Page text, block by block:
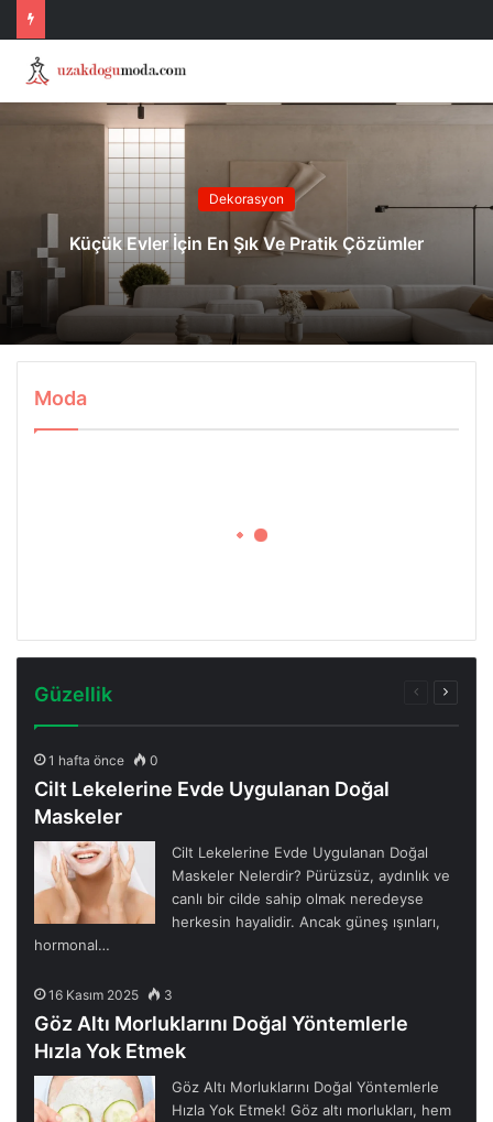
Dekorasyon
Küçük Evler İçin En Şık Ve Pratik Çözümler
Moda
Güzellik
ÖncekiSonraki
1 hafta önce 0
Cilt Lekelerine Evde Uygulanan Doğal
Maskeler
Cilt Lekelerine Evde Uygulanan Doğal
Maskeler Nelerdir? Pürüzsüz, aydınlık ve
canlı bir cilde sahip olmak neredeyse
herkesin hayalidir. Ancak güneş ışınları,
hormonal…
16 Kasım 2025 3
Göz Altı Morluklarını Doğal Yöntemlerle
Hızla Yok Etmek
Göz Altı Morluklarını Doğal Yöntemlerle
Hızla Yok Etmek! Göz altı morlukları, hem